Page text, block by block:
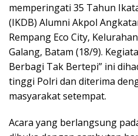
memperingati 35 Tahun
(IKDB) Alumni Akpol
Rempang Eco City,
Galang, Batam (18/9).
Berbagi Tak Bertepi” ini
tinggi Polri dan diterima
masyarakat setempat.
Acara yang berlangsung